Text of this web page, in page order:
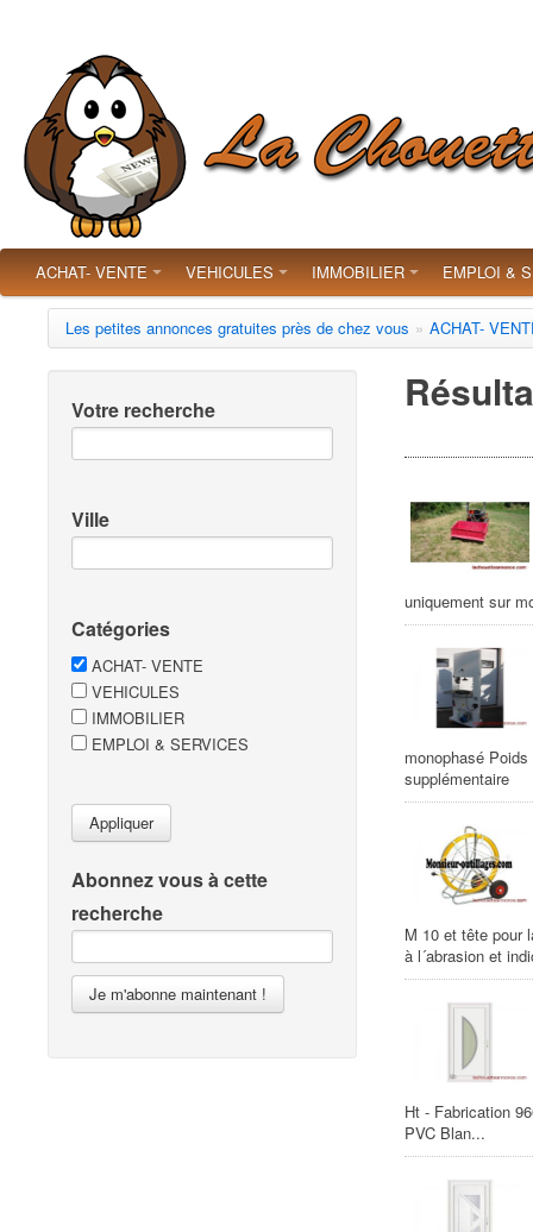
ACHAT- VENTE VEHICULES IMMOBILIER EMPLOI &
Les petites annonces gratuites près de chez vous » ACHAT-
Votre recherche
Ville
Catégories
ACHAT- VENTE
VEHICULES
IMMOBILIER
EMPLOI & SERVICES
Appliquer
Abonnez vous à cette
recherche
Je m'abonne maintenant !
uniquement sur
monophasé
supplémentaire
M 10 et tête pour
à l´abrasion et
Ht - Fabrication
PVC Blan...